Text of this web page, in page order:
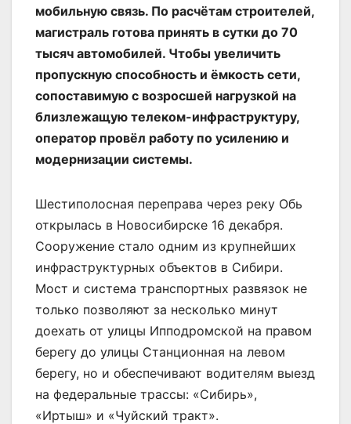
мобильную связь. По расчётам строителей,
магистраль готова принять в сутки до 70
тысяч автомобилей. Чтобы увеличить
пропускную способность и ёмкость сети,
сопоставимую с возросшей нагрузкой на
близлежащую телеком-инфраструктуру,
оператор провёл работу по усилению и
модернизации системы.
Шестиполосная переправа через реку Обь
открылась в Новосибирске 16 декабря.
Сооружение стало одним из крупнейших
инфраструктурных объектов в Сибири.
Мост и система транспортных развязок не
только позволяют за несколько минут
доехать от улицы Ипподромской на правом
берегу до улицы Станционная на левом
берегу, но и обеспечивают водителям выезд
на федеральные трассы: «Сибирь»,
«Иртыш» и «Чуйский тракт».